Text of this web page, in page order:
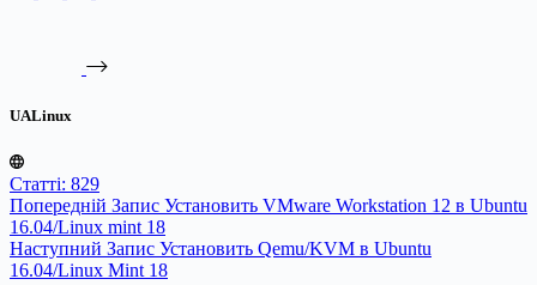
UALinux
Статті: 829
Попередній Запис Установить VMware Workstation 12 в Ubuntu
16.04/Linux mint 18
Наступний Запис Установить Qemu/KVM в Ubuntu
16.04/Linux Mint 18